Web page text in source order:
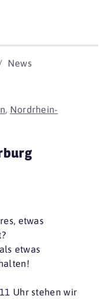
News
, Nordrhein-
etwas
etwas
Uhr stehen wir